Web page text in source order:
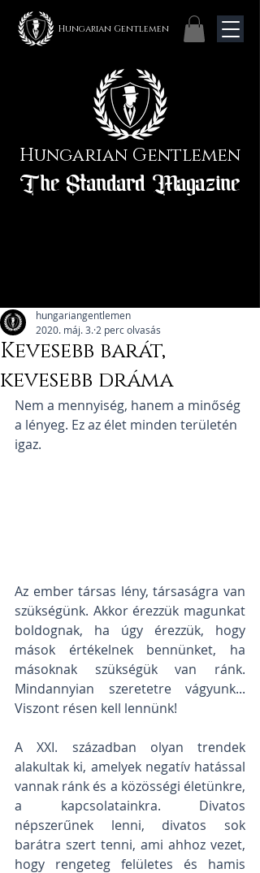
Hungarian Gentlemen
Hungarian Gentlemen
The Standard Magazine
Kevesebb barát,
kevesebb dráma
hungariangentlemen
2020. máj. 3.2 perc olvasás
Nem a mennyiség, hanem a minőség
a lényeg. Ez az élet minden területén
igaz.
Az ember társas lény, társaságra van
szükségünk. Akkor érezzük magunkat
boldognak, ha úgy érezzük, hogy
mások értékelnek bennünket, ha
másoknak szükségük van ránk.
Mindannyian szeretetre vágyunk...
Viszont résen kell lennünk!
A XXI. században olyan trendek
alakultak ki, amelyek negatív hatással
vannak ránk és a közösségi életünkre,
a kapcsolatainkra. Divatos
népszerűnek lenni, divatos sok
barátra szert tenni, ami ahhoz vezet,
hogy rengeteg felületes és hamis